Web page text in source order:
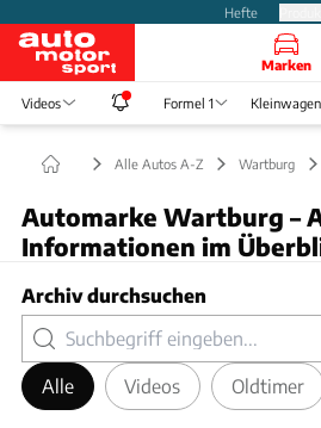
Hefte
Marken
Videos Formel 1 Kleinwagen
Alle Autos A-Z Wartburg
Automarke Wartburg –
Informationen im
Archiv durchsuchen
Alle Videos Oldtimer